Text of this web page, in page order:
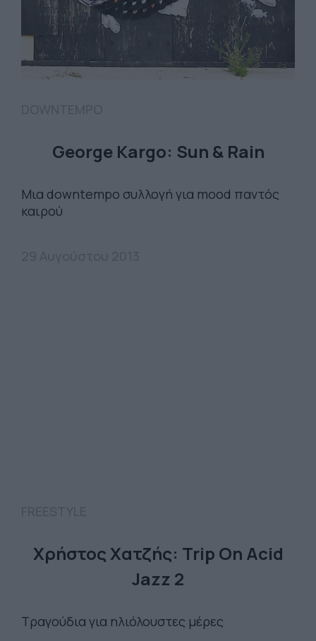
George Kargo: Sun & Rain
Μια downtempo συλλογή για mood παντός
καιρού
Χρήστος Χατζής: Trip On Acid
Jazz 2
Τραγούδια για ηλιόλουστες μέρες